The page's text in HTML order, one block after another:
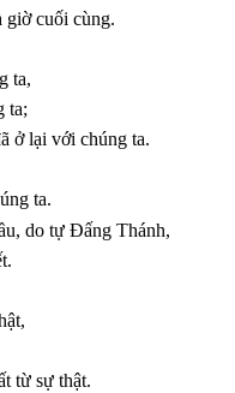
giờ cuối cùng.
ta,
ta;
ở lại với chúng ta.
ta.
do tự Đấng Thánh,
từ sự thật.